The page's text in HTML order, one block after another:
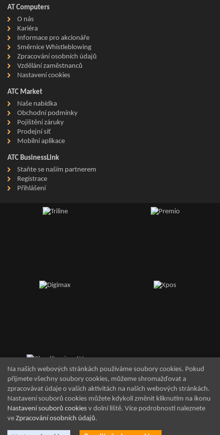
AT Computers
O nás
Kariéra
Informace pro akcionáře
Směrnice Whistleblowing
Zpracování osobních údajů
Vzdělání zaměstnanců
Nastavení cookies
ATC Market
Naše nabídka
Obchodní podmínky
Pojištění záruky
Prodejní síť
Mobilní aplikace
ATC BusinessLink
Staňte se naším partnerem
Registrace
Přihlášení
Na našich webových stránkách používáme soubory cookies. Pokud
přijmete všechny soubory cookies, můžeme shromažďovat a
zpracovávat údaje o vašich aktivitách na našich webových stránkách.
Nastavení souborů cookies můžete kdykoli změnit kliknutím na ikonu
Nastavení souborů cookies v dolní liště. Více podrobností naleznete
ve Zpracování osobních údajů.